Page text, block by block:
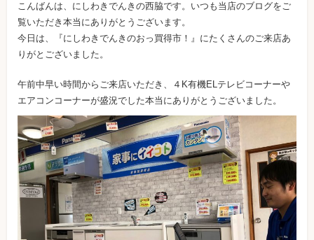
こんばんは、にしわきでんきの西脇です。いつも当店のブログをご
覧いただき本当にありがとうございます。
今日は、『にしわきでんきのおっ買得市！』にたくさんのご来店あ
りがとございました。
午前中早い時間からご来店いただき、４K有機ELテレビコーナーや
エアコンコーナーが盛況でした本当にありがとうございました。